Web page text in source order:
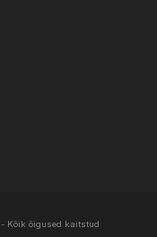
- Kõik õigused kaitstud